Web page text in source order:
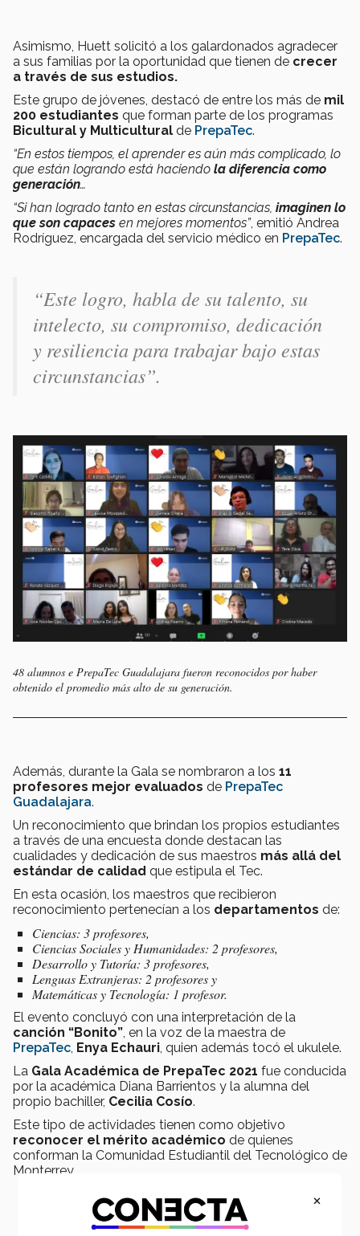
Asimismo, Huett solicitó a los galardonados agradecer
a sus familias por la oportunidad que tienen de crecer
a través de sus estudios.
Este grupo de jóvenes, destacó de entre los más de mil
200 estudiantes que forman parte de los programas
Bicultural y Multicultural de PrepaTec.
“En estos tiempos, el aprender es aún más complicado, lo
que están logrando está haciendo la diferencia como
generación…
“Si han logrado tanto en estas circunstancias, imaginen lo
que son capaces en mejores momentos”, emitió Andrea
Rodríguez, encargada del servicio médico en PrepaTec.
“Este logro, habla de su talento, su
intelecto, su compromiso, dedicación
y resiliencia para trabajar bajo estas
circunstancias”.
48 alumnos e PrepaTec Guadalajara fueron reconocidos por haber
obtenido el promedio más alto de su generación.
Además, durante la Gala se nombraron a los 11
profesores mejor evaluados de PrepaTec
Guadalajara.
Un reconocimiento que brindan los propios estudiantes
a través de una encuesta donde destacan las
cualidades y dedicación de sus maestros más allá del
estándar de calidad que estipula el Tec.
En esta ocasión, los maestros que recibieron
reconocimiento pertenecían a los departamentos de:
Ciencias: 3 profesores,
Ciencias Sociales y Humanidades: 2 profesores,
Desarrollo y Tutoría: 3 profesores,
Lenguas Extranjeras: 2 profesores y
Matemáticas y Tecnología: 1 profesor.
El evento concluyó con una interpretación de la
canción “Bonito”, en la voz de la maestra de
PrepaTec, Enya Echauri, quien además tocó el ukulele.
La Gala Académica de PrepaTec 2021 fue conducida
por la académica Diana Barrientos y la alumna del
propio bachiller, Cecilia Cosío.
Este tipo de actividades tienen como objetivo
reconocer el mérito académico de quienes
conforman la Comunidad Estudiantil del Tecnológico de
Monterrey.
×